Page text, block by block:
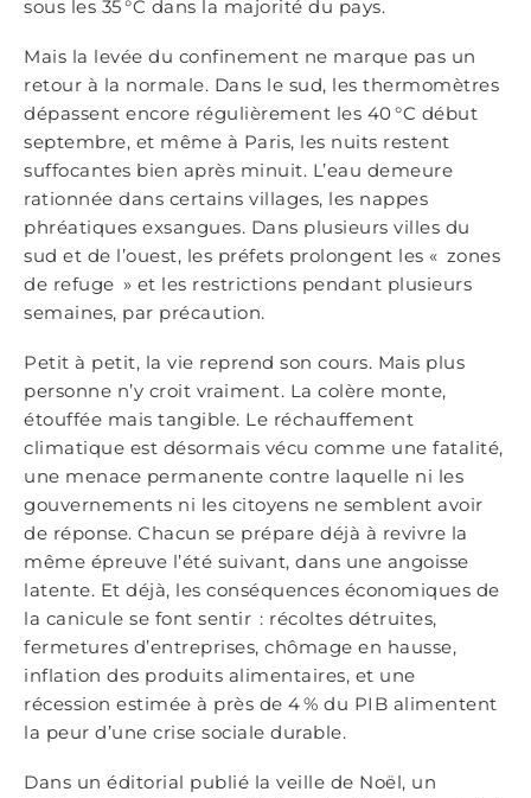
sous les 35 °C dans la majorité du pays.
Mais la levée du confinement ne marque pas un
retour à la normale. Dans le sud, les thermomètres
dépassent encore régulièrement les 40 °C début
septembre, et même à Paris, les nuits restent
suffocantes bien après minuit. L’eau demeure
rationnée dans certains villages, les nappes
phréatiques exsangues. Dans plusieurs villes du
sud et de l’ouest, les préfets prolongent les « zones
de refuge » et les restrictions pendant plusieurs
semaines, par précaution.
Petit à petit, la vie reprend son cours. Mais plus
personne n’y croit vraiment. La colère monte,
étouffée mais tangible. Le réchauffement
climatique est désormais vécu comme une fatalité,
une menace permanente contre laquelle ni les
gouvernements ni les citoyens ne semblent avoir
de réponse. Chacun se prépare déjà à revivre la
même épreuve l’été suivant, dans une angoisse
latente. Et déjà, les conséquences économiques de
la canicule se font sentir : récoltes détruites,
fermetures d’entreprises, chômage en hausse,
inflation des produits alimentaires, et une
récession estimée à près de 4 % du PIB alimentent
la peur d’une crise sociale durable.
Dans un éditorial publié la veille de Noël, un